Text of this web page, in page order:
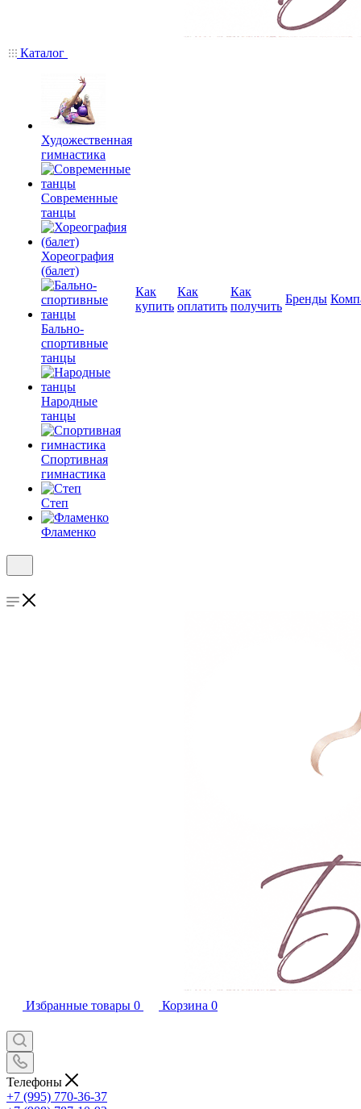
Каталог
Художественная
гимнастика
Современные
танцы
Хореография
(балет)
Бально-
спортивные
танцы
Народные
танцы
Спортивная
гимнастика
Степ
Фламенко
Как
купить
Как
оплатить
Как
получить
Бренды
Избранные товары 0 Корзина 0
Телефоны
+7 (995) 770-36-37